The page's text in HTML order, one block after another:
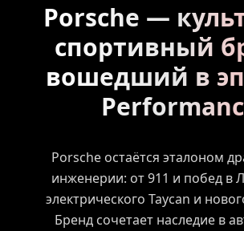
Porsche —
спортивный
вошедший в
Porsche остаётся эталоном
инженерии: от 911 и побед в
электрического Taycan и
Бренд сочетает наследие в